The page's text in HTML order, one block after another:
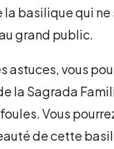
la basilique qui ne
grand public.
astuces, vous
la Sagrada
Vous
de cette